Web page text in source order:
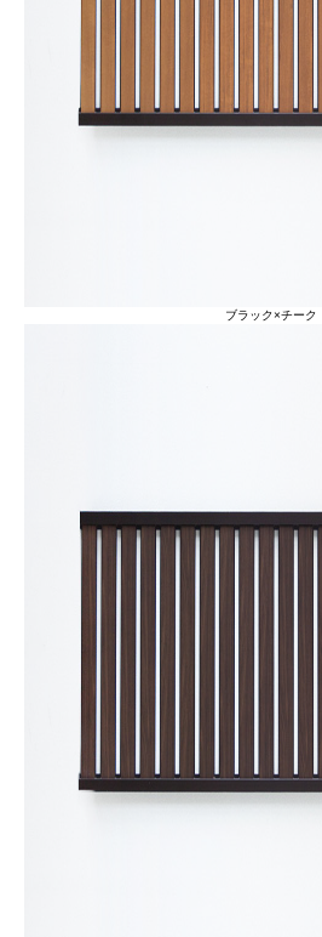
ブラック×チーク